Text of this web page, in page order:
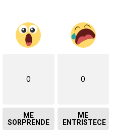
0
ME
SORPRENDE
0
ME
ENTRISTECE